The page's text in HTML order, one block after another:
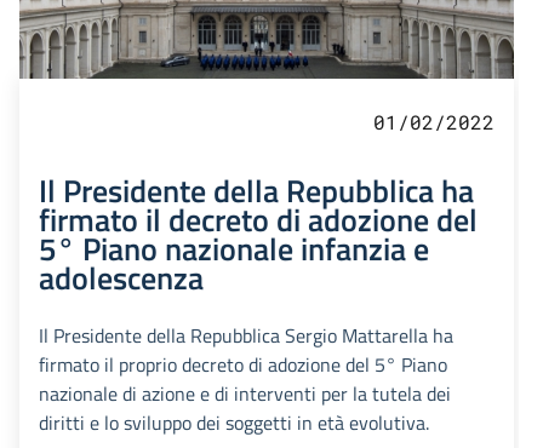
01/02/2022
Il Presidente della Repubblica ha
firmato il decreto di adozione del
5° Piano nazionale infanzia e
adolescenza
Il Presidente della Repubblica Sergio Mattarella ha
firmato il proprio decreto di adozione del 5° Piano
nazionale di azione e di interventi per la tutela dei
diritti e lo sviluppo dei soggetti in età evolutiva.